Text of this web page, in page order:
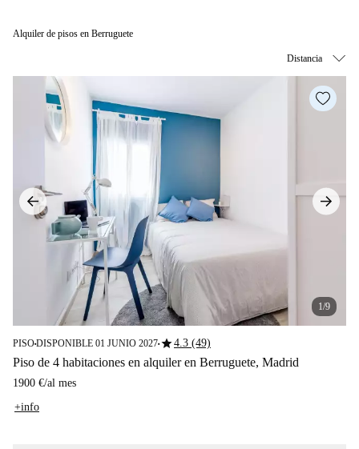
Alquiler de pisos en Berruguete
1/9
PISO■DISPONIBLE 01 JUNIO 2027■star4.3 (49)
Piso de 4 habitaciones en alquiler en Berruguete, Madrid
1900 €/al mes
+info